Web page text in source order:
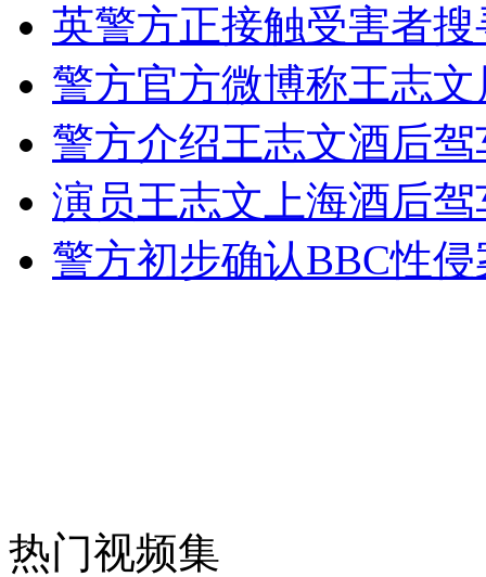
安徽一实载49人客车翻车
走！跟着总书记去植树
消防员救轻生者 花炮节热闹非凡 减压"枕头大战"
英警方正接触受害者
警方官方微博称王志
警方介绍王志文酒后
演员王志文上海酒后
警方初步确认BBC性
热门视频集